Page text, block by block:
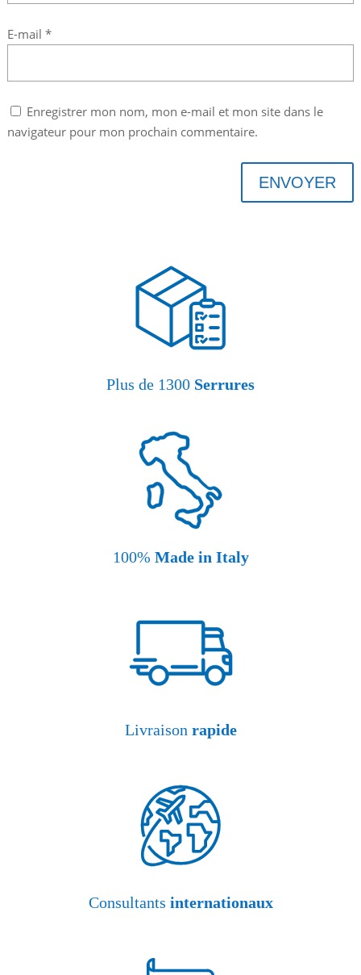
E-mail *
Enregistrer mon nom, mon e-mail et mon site dans le
navigateur pour mon prochain commentaire.
ENVOYER
Plus de 1300 Serrures
100% Made in Italy
Livraison rapide
Consultants internationaux